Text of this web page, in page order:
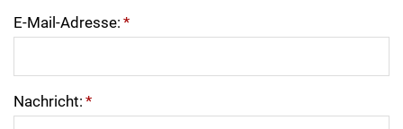
E-Mail-Adresse: *
Nachricht: *